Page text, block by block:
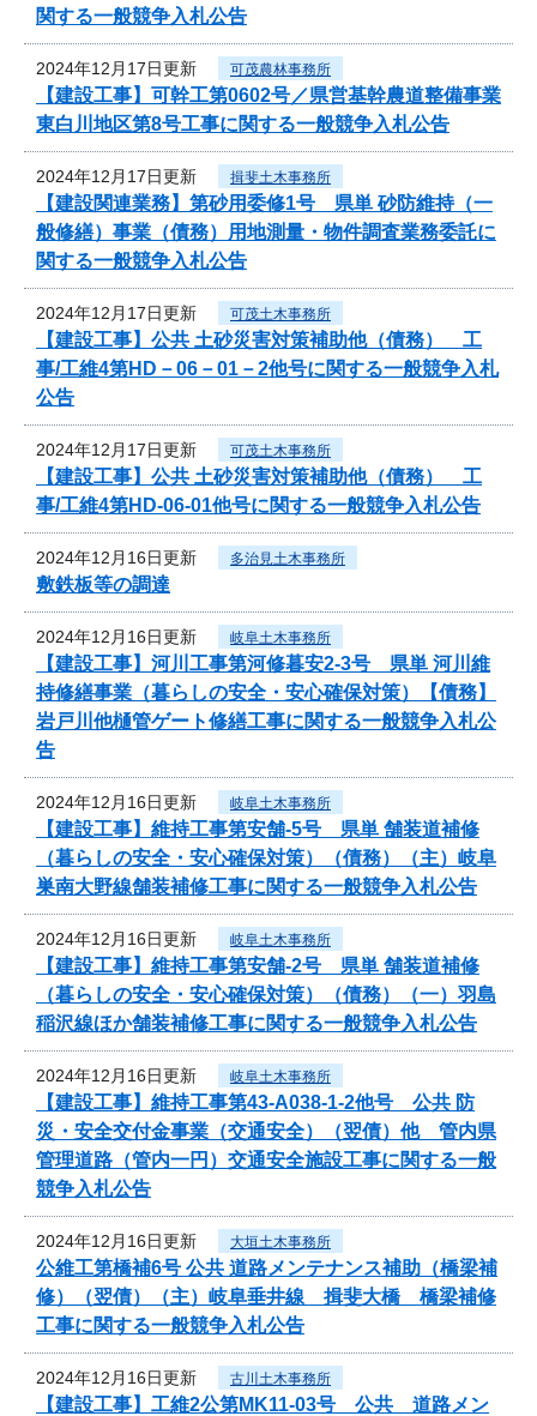
関する一般競争入札公告
2024年12月17日更新 可茂農林事務所
【建設工事】可幹工第0602号／県営基幹農道整備事業
東白川地区第8号工事に関する一般競争入札公告
2024年12月17日更新 揖斐土木事務所
【建設関連業務】第砂用委修1号 県単 砂防維持（一
般修繕）事業（債務）用地測量・物件調査業務委託に
関する一般競争入札公告
2024年12月17日更新 可茂土木事務所
【建設工事】公共 土砂災害対策補助他（債務） 工
事/工維4第HD－06－01－2他号に関する一般競争入札
公告
2024年12月17日更新 可茂土木事務所
【建設工事】公共 土砂災害対策補助他（債務） 工
事/工維4第HD-06-01他号に関する一般競争入札公告
2024年12月16日更新 多治見土木事務所
敷鉄板等の調達
2024年12月16日更新 岐阜土木事務所
【建設工事】河川工事第河修暮安2-3号 県単 河川維
持修繕事業（暮らしの安全・安心確保対策）【債務】
岩戸川他樋管ゲート修繕工事に関する一般競争入札公
告
2024年12月16日更新 岐阜土木事務所
【建設工事】維持工事第安舗-5号 県単 舗装道補修
（暮らしの安全・安心確保対策）（債務）（主）岐阜
巣南大野線舗装補修工事に関する一般競争入札公告
2024年12月16日更新 岐阜土木事務所
【建設工事】維持工事第安舗-2号 県単 舗装道補修
（暮らしの安全・安心確保対策）（債務）（一）羽島
稲沢線ほか舗装補修工事に関する一般競争入札公告
2024年12月16日更新 岐阜土木事務所
【建設工事】維持工事第43-A038-1-2他号 公共 防
災・安全交付金事業（交通安全）（翌債）他 管内県
管理道路（管内一円）交通安全施設工事に関する一般
競争入札公告
2024年12月16日更新 大垣土木事務所
公維工第橋補6号 公共 道路メンテナンス補助（橋梁補
修）（翌債）（主）岐阜垂井線 揖斐大橋 橋梁補修
工事に関する一般競争入札公告
2024年12月16日更新 古川土木事務所
【建設工事】工維2公第MK11-03号 公共 道路メン